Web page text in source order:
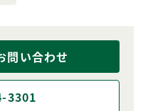
問い合わせ
3301